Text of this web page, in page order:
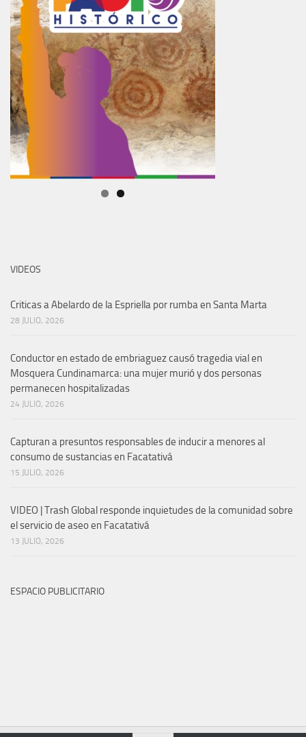
VIDEOS
Criticas a Abelardo de la Espriella por rumba en Santa Marta
28 JULIO, 2026
Conductor en estado de embriaguez causó tragedia vial en
Mosquera Cundinamarca: una mujer murió y dos personas
permanecen hospitalizadas
24 JULIO, 2026
Capturan a presuntos responsables de inducir a menores al
consumo de sustancias en Facatativá
15 JULIO, 2026
VIDEO | Trash Global responde inquietudes de la comunidad sobre
el servicio de aseo en Facatativá
13 JULIO, 2026
ESPACIO PUBLICITARIO